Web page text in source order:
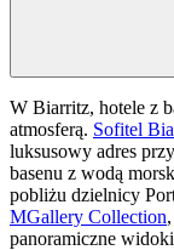
W Biarritz, hotele z
atmosferą. Sofitel
luksusowy adres
basenu z wodą
pobliżu dzielnicy
MGallery Collection
panoramiczne